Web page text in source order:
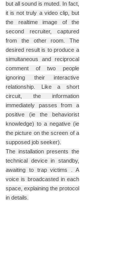
but all sound is muted. In fact,
it is not truly a video clip, but
the realtime image of the
second recruiter, captured
from the other room. The
desired result is to produce a
simultaneous and reciprocal
comment of two people
ignoring their interactive
relationship. Like a short
circuit, the information
immediately passes from a
positive (ie the behaviorist
knowledge) to a negative (ie
the picture on the screen of a
supposed job seeker).
The installation presents the
technical device in standby,
awaiting to trap victims . A
voice is broadcasted in each
space, explaining the protocol
in details.